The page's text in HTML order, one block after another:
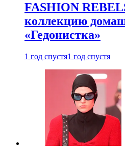
FASHION
коллекцию
«Гедонистка»
1 год спустя1 год спустя